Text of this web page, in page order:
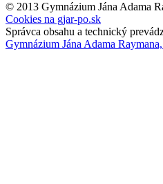
© 2013 Gymnázium Jána Adama
Cookies na gjar-po.sk
Správca obsahu a technický
Gymnázium Jána Adama